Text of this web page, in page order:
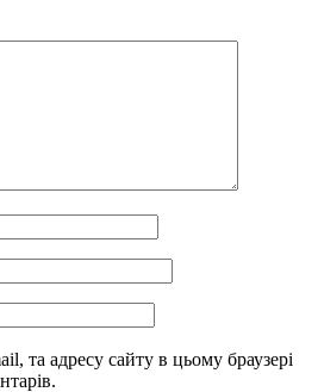
та адресу сайту в цьому браузері